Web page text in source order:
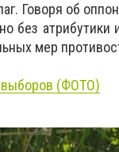
Говоря об
без атрибутики
мер
выборов (ФОТО)